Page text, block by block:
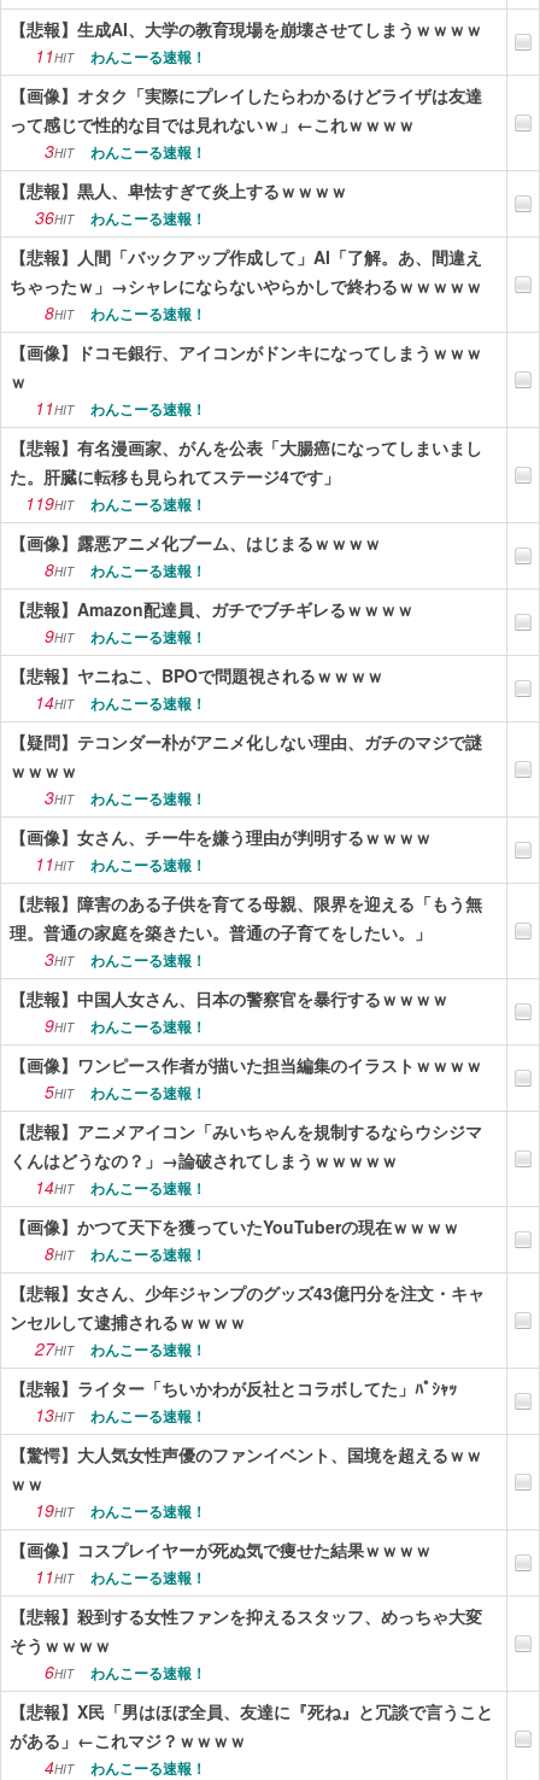
【悲報】生成AI、大学の教育現場を崩壊させてしまうｗｗｗｗ
11HIT わんこーる速報！
【画像】オタク「実際にプレイしたらわかるけどライザは友達
って感じで性的な目では見れないｗ」←これｗｗｗｗ
3HIT わんこーる速報！
【悲報】黒人、卑怯すぎて炎上するｗｗｗｗ
36HIT わんこーる速報！
【悲報】人間「バックアップ作成して」AI「了解。あ、間違え
ちゃったｗ」→シャレにならないやらかしで終わるｗｗｗｗｗ
8HIT わんこーる速報！
【画像】ドコモ銀行、アイコンがドンキになってしまうｗｗｗ
ｗ
11HIT わんこーる速報！
【悲報】有名漫画家、がんを公表「大腸癌になってしまいまし
た。肝臓に転移も見られてステージ4です」
119HIT わんこーる速報！
【画像】露悪アニメ化ブーム、はじまるｗｗｗｗ
8HIT わんこーる速報！
【悲報】Amazon配達員、ガチでブチギレるｗｗｗｗ
9HIT わんこーる速報！
【悲報】ヤニねこ、BPOで問題視されるｗｗｗｗ
14HIT わんこーる速報！
【疑問】テコンダー朴がアニメ化しない理由、ガチのマジで謎
ｗｗｗｗ
3HIT わんこーる速報！
【画像】女さん、チー牛を嫌う理由が判明するｗｗｗｗ
11HIT わんこーる速報！
【悲報】障害のある子供を育てる母親、限界を迎える「もう無
理。普通の家庭を築きたい。普通の子育てをしたい。」
3HIT わんこーる速報！
【悲報】中国人女さん、日本の警察官を暴行するｗｗｗｗ
9HIT わんこーる速報！
【画像】ワンピース作者が描いた担当編集のイラストｗｗｗｗ
5HIT わんこーる速報！
【悲報】アニメアイコン「みいちゃんを規制するならウシジマ
くんはどうなの？」→論破されてしまうｗｗｗｗｗ
14HIT わんこーる速報！
【画像】かつて天下を獲っていたYouTuberの現在ｗｗｗｗ
8HIT わんこーる速報！
【悲報】女さん、少年ジャンプのグッズ43億円分を注文・キャ
ンセルして逮捕されるｗｗｗｗ
27HIT わんこーる速報！
【悲報】ライター「ちいかわが反社とコラボしてた」ﾊﾟｼｬｯ
13HIT わんこーる速報！
【驚愕】大人気女性声優のファンイベント、国境を超えるｗｗ
ｗｗ
19HIT わんこーる速報！
【画像】コスプレイヤーが死ぬ気で痩せた結果ｗｗｗｗ
11HIT わんこーる速報！
【悲報】殺到する女性ファンを抑えるスタッフ、めっちゃ大変
そうｗｗｗｗ
6HIT わんこーる速報！
【悲報】X民「男はほぼ全員、友達に『死ね』と冗談で言うこと
がある」←これマジ？ｗｗｗｗ
4HIT わんこーる速報！